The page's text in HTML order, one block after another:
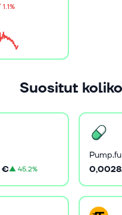
1.1%
Suositut
€▲45.2%